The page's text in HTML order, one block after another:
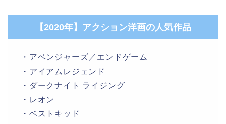
【2020年】アクション洋画の人気作品
・アベンジャーズ／エンドゲーム
・アイアムレジェンド
・ダークナイト ライジング
・レオン
・ベストキッド